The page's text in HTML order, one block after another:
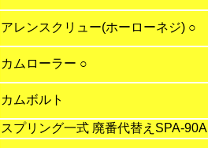
アレンスクリュー(ホーローネジ) ○
カムローラー ○
カムボルト
スプリング一式 廃番代替えSPA-90A